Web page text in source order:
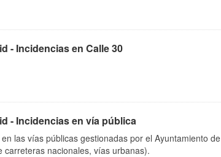
- Incidencias en Calle 30
- Incidencias en vía pública
las vías públicas gestionadas por el Ayuntamiento de
nacionales, vías urbanas).